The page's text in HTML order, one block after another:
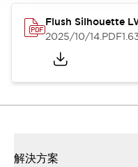
Flush Silhouette
2025/10/14.PDF
解決方案